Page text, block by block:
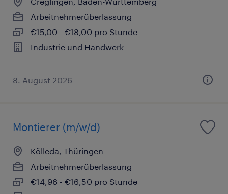
Arbeitnehmerüberlassung
€15,00 - €18,00 pro Stunde
Industrie und Handwerk
8. August 2026
Montierer (m/w/d)
Kölleda, Thüringen
Arbeitnehmerüberlassung
€14,96 - €16,50 pro Stunde